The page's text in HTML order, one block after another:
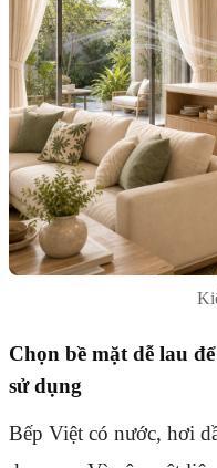
Chọn bề mặt dễ lau
sử dụng
Bếp Việt có nước, hơi